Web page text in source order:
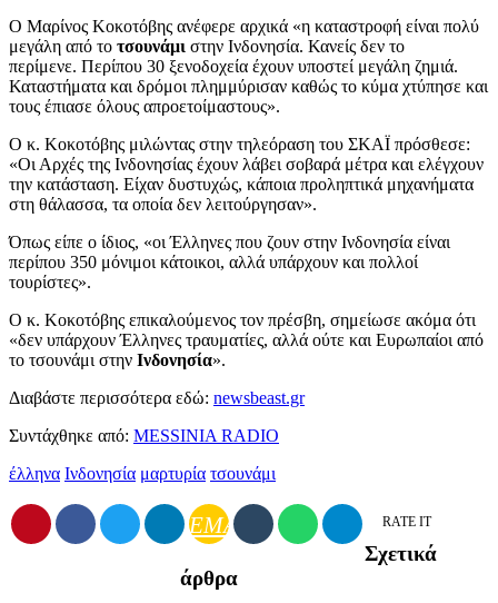
Ο Μαρίνος Κοκοτόβης ανέφερε αρχικά «η καταστροφή είναι πολύ
μεγάλη από το τσουνάμι στην Ινδονησία. Κανείς δεν το
περίμενε. Περίπου 30 ξενοδοχεία έχουν υποστεί μεγάλη ζημιά.
Καταστήματα και δρόμοι πλημμύρισαν καθώς το κύμα χτύπησε και
τους έπιασε όλους απροετοίμαστους».
Ο κ. Κοκοτόβης μιλώντας στην τηλεόραση του ΣΚΑΪ πρόσθεσε:
«Οι Αρχές της Ινδονησίας έχουν λάβει σοβαρά μέτρα και ελέγχουν
την κατάσταση. Είχαν δυστυχώς, κάποια προληπτικά μηχανήματα
στη θάλασσα, τα οποία δεν λειτούργησαν».
Όπως είπε ο ίδιος, «οι Έλληνες που ζουν στην Ινδονησία είναι
περίπου 350 μόνιμοι κάτοικοι, αλλά υπάρχουν και πολλοί
τουρίστες».
Ο κ. Κοκοτόβης επικαλούμενος τον πρέσβη, σημείωσε ακόμα ότι
«δεν υπάρχουν Έλληνες τραυματίες, αλλά ούτε και Ευρωπαίοι από
το τσουνάμι στην Ινδονησία».
Διαβάστε περισσότερα εδώ: newsbeast.gr
Συντάχθηκε από: MESSINIA RADIO
έλληνα Ινδονησία μαρτυρία τσουνάμι
EMAIL RATE IT
Σχετικά
άρθρα